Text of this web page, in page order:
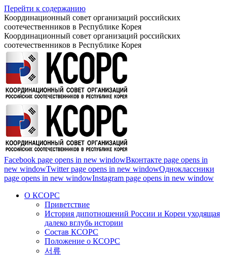
Перейти к содержанию
Координационный совет организаций российских
соотечественников в Республике Корея
Координационный совет организаций российских
соотечественников в Республике Корея
Facebook page opens in new windowВконтакте page opens in
new windowTwitter page opens in new windowОдноклассники
page opens in new windowInstagram page opens in new window
О КСОРС
Приветствие
История дипотношений России и Кореи уходящая
далеко вглубь истории
Состав КСОРС
Положение о КСОРС
서류